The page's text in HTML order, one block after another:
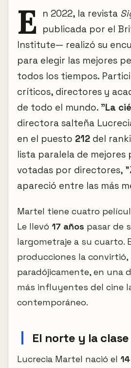
E n 2022, la revista
publicada por el
Institute— realizó su
para elegir las mejores
todos los tiempos.
críticos, directores y
de todo el mundo. "La
directora salteña
en el puesto 212 del
lista paralela de mejores
votadas por directores,
apareció entre las más
Martel tiene cuatro
Le llevó 17 años pasar de
largometraje a su cuarto.
producciones la convirtió,
paradójicamente, en una
más influyentes del cine
contemporáneo.
El norte y la clase
Lucrecia Martel nació el